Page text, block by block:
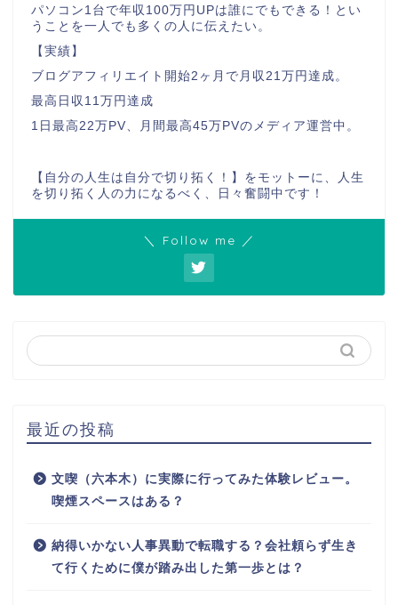
パソコン1台で年収100万円UPは誰にでもできる！とい
うことを一人でも多くの人に伝えたい。
【実績】
ブログアフィリエイト開始2ヶ月で月収21万円達成。
最高日収11万円達成
1日最高22万PV、月間最高45万PVのメディア運営中。
【自分の人生は自分で切り拓く！】をモットーに、人生
を切り拓く人の力になるべく、日々奮闘中です！
＼ Follow me ／
最近の投稿
文喫（六本木）に実際に行ってみた体験レビュー。
喫煙スペースはある？
納得いかない人事異動で転職する？会社頼らず生き
て行くために僕が踏み出した第一歩とは？